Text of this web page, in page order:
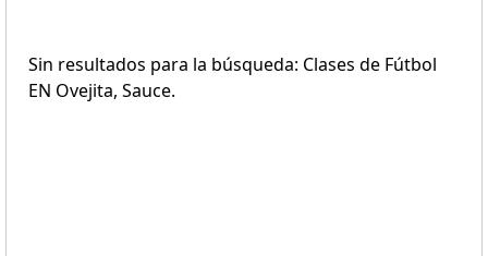
Sin resultados para la búsqueda: Clases de Fútbol
EN Ovejita, Sauce.